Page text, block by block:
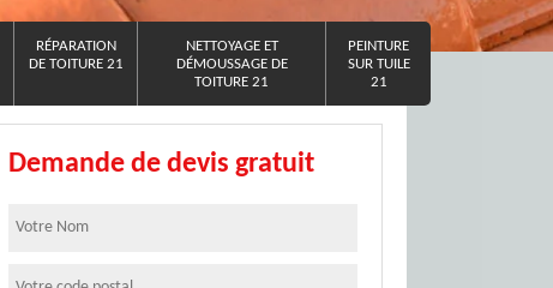
RÉPARATION
DE TOITURE 21
NETTOYAGE ET
DÉMOUSSAGE DE
TOITURE 21
PEINTURE
SUR TUILE
21
Demande de devis gratuit